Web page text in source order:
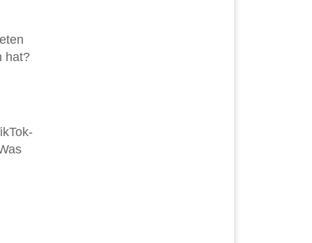
hat?